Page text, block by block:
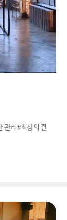
관리#최상의 힐